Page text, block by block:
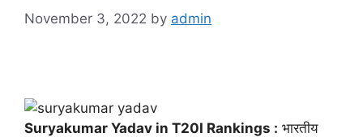
November 3, 2022 by admin
Suryakumar Yadav in T20I Rankings : भारतीय